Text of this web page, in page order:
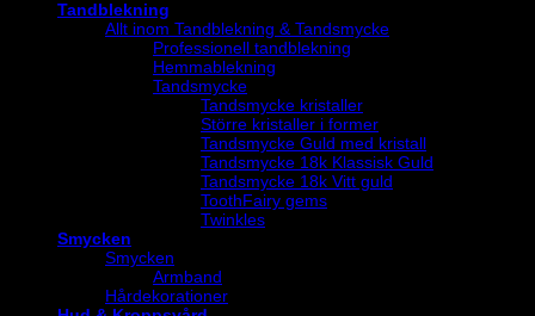
Tandblekning
Allt inom Tandblekning & Tandsmycke
Professionell tandblekning
Hemmablekning
Tandsmycke
Tandsmycke kristaller
Större kristaller i former
Tandsmycke Guld med kristall
Tandsmycke 18k Klassisk Guld
Tandsmycke 18k Vitt guld
ToothFairy gems
Twinkles
Smycken
Smycken
Armband
Hårdekorationer